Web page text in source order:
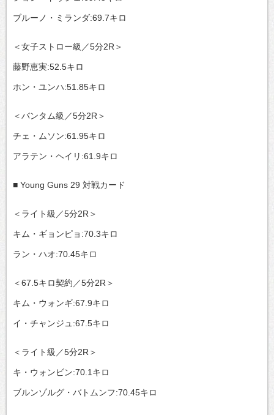
ブルーノ・ミランダ:69.7キロ
＜女子ストロー級／5分2R＞
藤野恵実:52.5キロ
ホン・ユンハ:51.85キロ
＜バンタム級／5分2R＞
チェ・ムソン:61.95キロ
アラテン・ヘイリ:61.9キロ
■ Young Guns 29 対戦カード
＜ライト級／5分2R＞
キム・ギョンピョ:70.3キロ
ラン・ハオ:70.45キロ
＜67.5キロ契約／5分2R＞
キム・ウォンギ:67.9キロ
イ・チャンジュ:67.5キロ
＜ライト級／5分2R＞
キ・ウォンビン:70.1キロ
ブルンゾルグ・バトムンフ:70.45キロ